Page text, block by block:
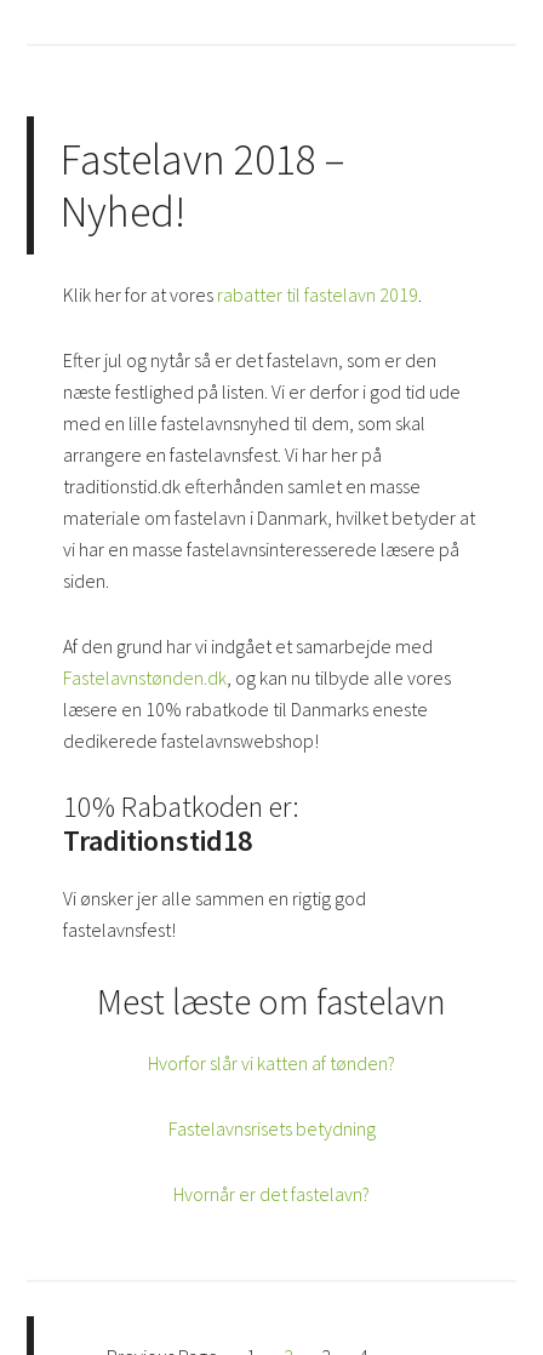
Fastelavn 2018 –
Nyhed!
Klik her for at vores rabatter til fastelavn 2019.
Efter jul og nytår så er det fastelavn, som er den
næste festlighed på listen. Vi er derfor i god tid ude
med en lille fastelavnsnyhed til dem, som skal
arrangere en fastelavnsfest. Vi har her på
traditionstid.dk efterhånden samlet en masse
materiale om fastelavn i Danmark, hvilket betyder at
vi har en masse fastelavnsinteresserede læsere på
siden.
Af den grund har vi indgået et samarbejde med
Fastelavnstønden.dk, og kan nu tilbyde alle vores
læsere en 10% rabatkode til Danmarks eneste
dedikerede fastelavnswebshop!
10% Rabatkoden er:
Traditionstid18
Vi ønsker jer alle sammen en rigtig god
fastelavnsfest!
Mest læste om fastelavn
Hvorfor slår vi katten af tønden?
Fastelavnsrisets betydning
Hvornår er det fastelavn?